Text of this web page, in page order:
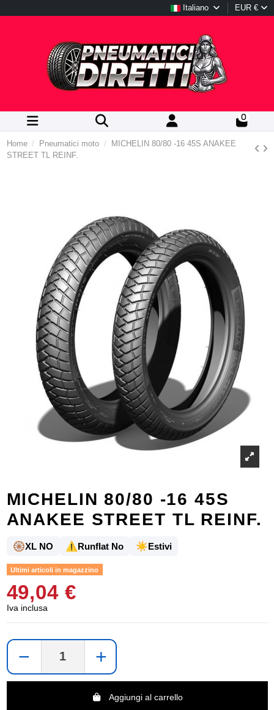
Italiano EUR €
0
Home Pneumatici moto
MICHELIN 80/80 -16 45S ANAKEE
STREET TL REINF.
MICHELIN 80/80 -16 45S
ANAKEE STREET TL REINF.
🛞XL NO ⚠️Runflat No ☀️Estivi
Ultimi articoli in magazzino
49,04 €
Iva inclusa
− +
Aggiungi al carrello